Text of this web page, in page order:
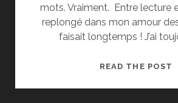
mots. Vraiment. Entre lecture
replongé dans mon amour
faisait longtemps ! J’ai
READ THE POST